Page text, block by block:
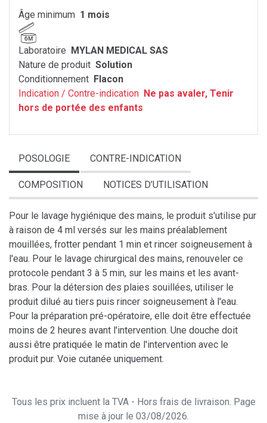
Âge minimum 1 mois
6M
Laboratoire MYLAN MEDICAL SAS
Nature de produit Solution
Conditionnement Flacon
Indication / Contre-indication Ne pas avaler, Tenir
hors de portée des enfants
POSOLOGIE CONTRE-INDICATION
COMPOSITION NOTICES D’UTILISATION
Pour le lavage hygiénique des mains, le produit s'utilise pur
à raison de 4 ml versés sur les mains préalablement
mouillées, frotter pendant 1 min et rincer soigneusement à
l'eau. Pour le lavage chirurgical des mains, renouveler ce
protocole pendant 3 à 5 min, sur les mains et les avant-
bras. Pour la détersion des plaies souillées, utiliser le
produit dilué au tiers puis rincer soigneusement à l'eau.
Pour la préparation pré-opératoire, elle doit être effectuée
moins de 2 heures avant l'intervention. Une douche doit
aussi être pratiquée le matin de l'intervention avec le
produit pur. Voie cutanée uniquement.
Tous les prix incluent la TVA - Hors frais de livraison. Page
mise à jour le 03/08/2026.